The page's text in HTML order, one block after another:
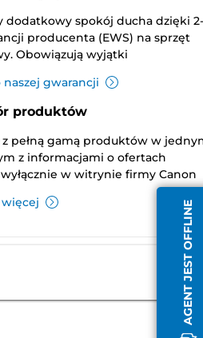
AGENT JEST OFFLINE
dodatkowy spokój ducha dzięki 2-
producenta (EWS) na sprzęt
Obowiązują wyjątki
gwarancji
produktów
z pełną gamą produktów w
z informacjami o ofertach
w witrynie firmy Canon